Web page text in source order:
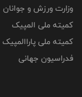
وزارت ورزش و جوانان
کمیته ملی المپیک
کمیته ملی پاراالمپیک
فدراسیون جهانی